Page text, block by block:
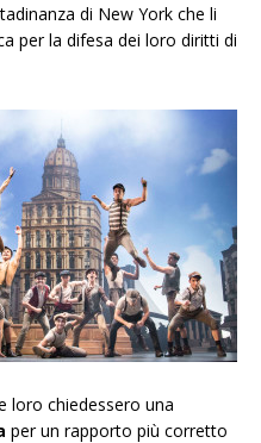
di New York che li
per la difesa dei loro diritti di
loro chiedessero una
per un rapporto più corretto